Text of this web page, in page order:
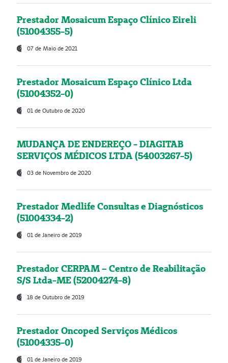
Prestador Mosaicum Espaço Clínico Eireli
(51004355-5)
07 de Maio de 2021
Prestador Mosaicum Espaço Clínico Ltda
(51004352-0)
01 de Outubro de 2020
MUDANÇA DE ENDEREÇO - DIAGITAB
SERVIÇOS MÉDICOS LTDA (54003267-5)
03 de Novembro de 2020
Prestador Medlife Consultas e Diagnósticos
(51004334-2)
01 de Janeiro de 2019
Prestador CERPAM – Centro de Reabilitação
S/S Ltda-ME (52004274-8)
18 de Outubro de 2019
Prestador Oncoped Serviços Médicos
(51004335-0)
01 de Janeiro de 2019